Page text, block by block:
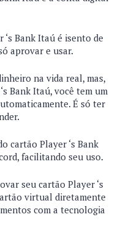
‘s Bank Itaú é isento de
aprovar e usar.
na vida real, mas,
Bank Itaú, você tem um
É só ter
cartão Player ‘s Bank
facilitando seu uso.
seu cartão Player ‘s
virtual diretamente
com a tecnologia